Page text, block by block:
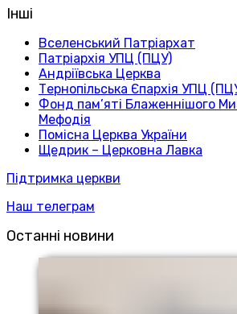
Інші
Вселенський Патріархат
Патріархія УПЦ (ПЦУ)
Андріївська Церква
Тернопільська Єпархія УПЦ
Фонд пам’яті Блаженнішого
Мефодія
Помісна Церква України
Щедрик – Церковна Лавка
Підтримка церкви
Наш телеграм
Останні новини